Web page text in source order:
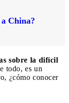
China?
sobre la difícil
todo, es un
¿cómo conocer